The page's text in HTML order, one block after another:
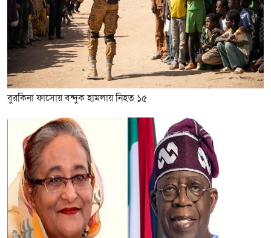
বুরকিনা ফাসোয় বন্দুক হামলায় নিহত ১৫